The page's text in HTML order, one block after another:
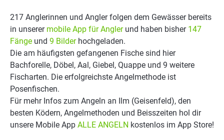
217 Anglerinnen und Angler folgen dem Gewässer bereits
in unserer mobile App für Anglerund haben bisher 147
Fänge und 9 Bilderhochgeladen.
Die am häufigsten gefangenen Fische sind hier
Bachforelle, Döbel, Aal, Giebel, Quappe und 9 weitere
Fischarten. Die erfolgreichste Angelmethode ist
Posenfischen.
Für mehr Infos zum Angeln an Ilm (Geisenfeld), den
besten Ködern, Angelmethoden und Beisszeiten hol dir
unsere Mobile App ALLE ANGELN kostenlos im App Store!